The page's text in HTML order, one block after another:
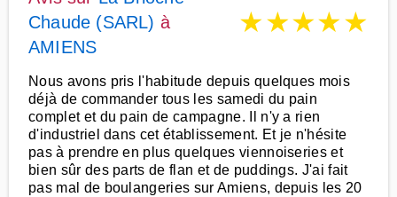
Chaude (SARL) à
AMIENS
★★★★★
Nous avons pris l'habitude depuis quelques mois
déjà de commander tous les samedi du pain
complet et du pain de campagne. Il n'y a rien
d'industriel dans cet établissement. Et je n'hésite
pas à prendre en plus quelques viennoiseries et
bien sûr des parts de flan et de puddings. J'ai fait
pas mal de boulangeries sur Amiens, depuis les 20